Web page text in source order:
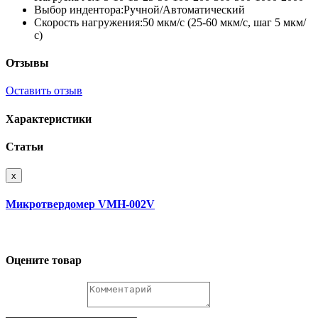
Выбор индентора:Ручной/Автоматический
Скорость нагружения:50 мкм/с (25-60 мкм/с, шаг 5 мкм/
с)
Отзывы
Оставить отзыв
Характеристики
Статьи
x
Микротвердомер VMH-002V
Оцените товар